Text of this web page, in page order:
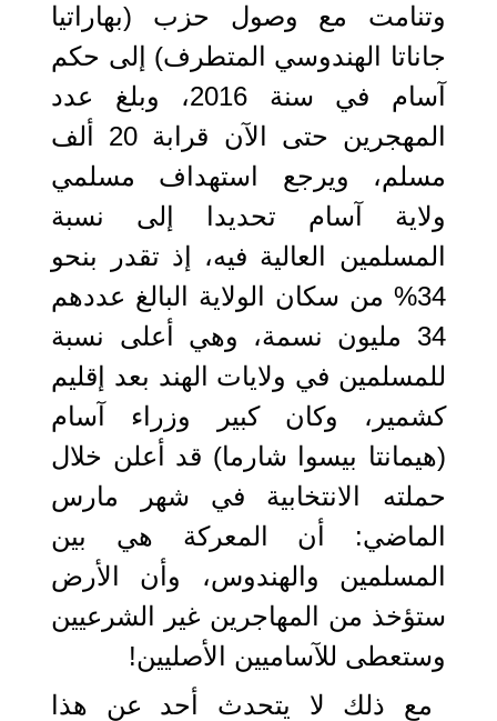
وتنامت مع وصول حزب (بهاراتيا
جاناتا الهندوسي المتطرف) إلى حكم
آسام في سنة 2016، وبلغ عدد
المهجرين حتى الآن قرابة 20 ألف
مسلم، ويرجع استهداف مسلمي
ولاية آسام تحديدا إلى نسبة
المسلمين العالية فيه، إذ تقدر بنحو
34% من سكان الولاية البالغ عددهم
34 مليون نسمة، وهي أعلى نسبة
للمسلمين في ولايات الهند بعد إقليم
كشمير، وكان كبير وزراء آسام
(هيمانتا بيسوا شارما) قد أعلن خلال
حملته الانتخابية في شهر مارس
الماضي: أن المعركة هي بين
المسلمين والهندوس، وأن الأرض
ستؤخذ من المهاجرين غير الشرعيين
وستعطى للآساميين الأصليين!
مع ذلك لا يتحدث أحد عن هذا